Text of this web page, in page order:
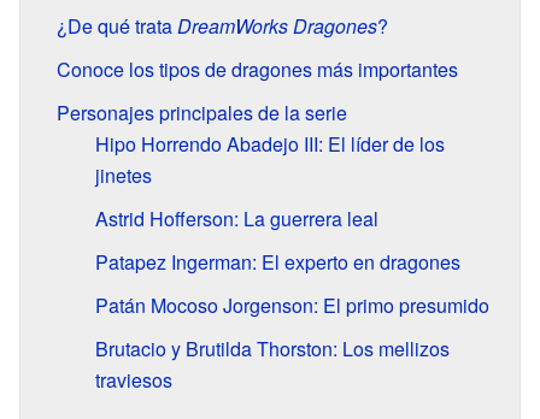
¿De qué trataDreamWorks Dragones?
Conoce los tipos de dragones más importantes
Personajes principales de la serie
Hipo Horrendo Abadejo III: El líder de los
jinetes
Astrid Hofferson: La guerrera leal
Patapez Ingerman: El experto en dragones
Patán Mocoso Jorgenson: El primo presumido
Brutacio y Brutilda Thorston: Los mellizos
traviesos